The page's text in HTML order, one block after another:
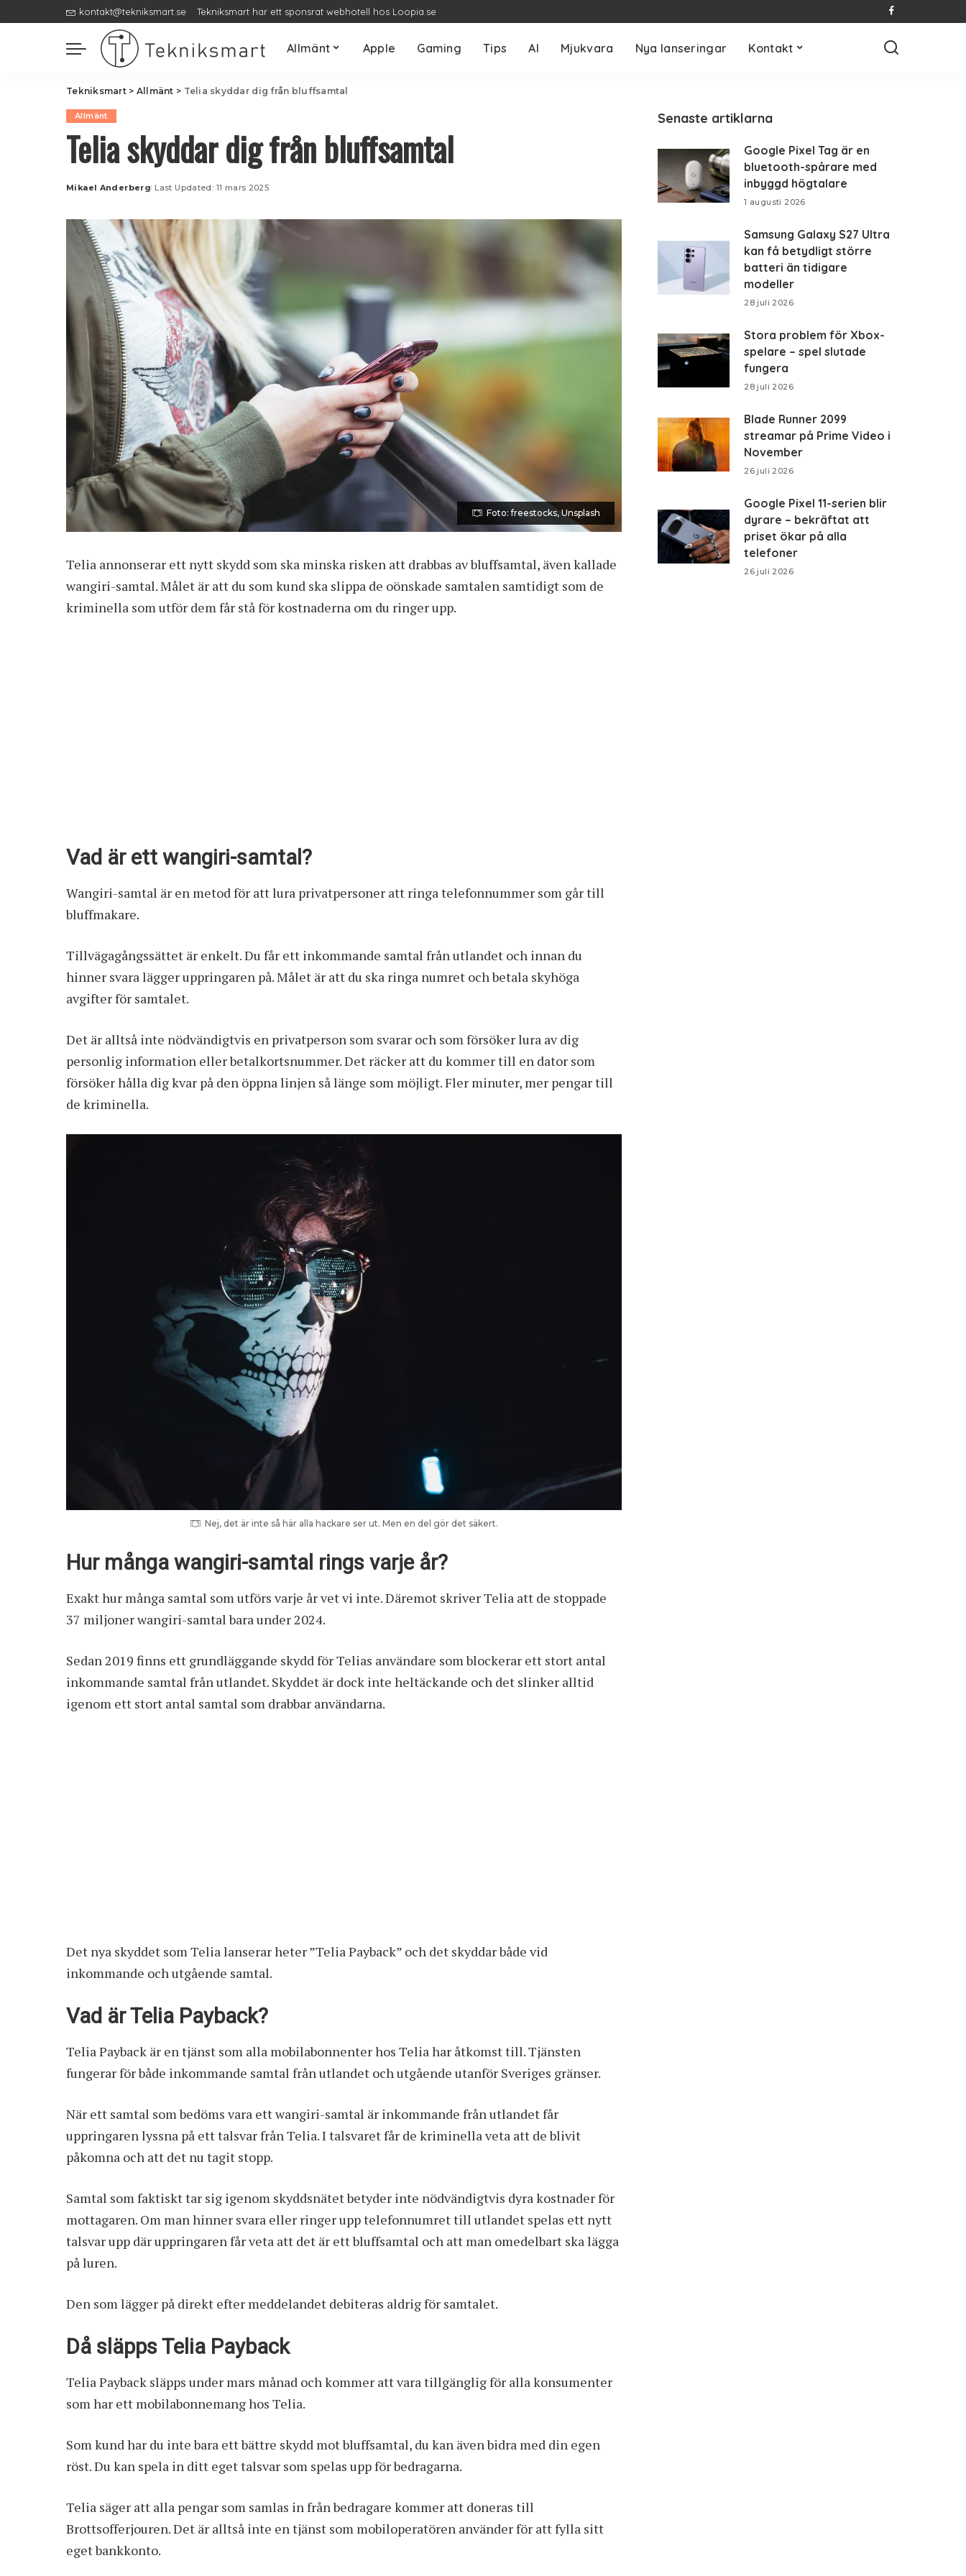
kontakt@tekniksmart.se Tekniksmart har ett sponsrat webhotell hos Loopia.se
Allmänt Apple Gaming Tips AI Mjukvara Nya lanseringar Kontakt
Tekniksmart> Allmänt > Telia skyddar dig från bluffsamtal
Allmänt
Telia skyddar dig från bluffsamtal
Posted
Mikael Anderberg Last Updated: 11 mars 2025
Foto: freestocks, Unsplash
Telia annonserar ett nytt skydd som ska minska risken att drabbas av bluffsamtal, även kallade
wangiri-samtal. Målet är att du som kund ska slippa de oönskade samtalen samtidigt som de
kriminella som utför dem får stå för kostnaderna om du ringer upp.
Vad är ett wangiri-samtal?
Wangiri-samtal är en metod för att lura privatpersoner att ringa telefonnummer som går till
bluffmakare.
Tillvägagångssättet är enkelt. Du får ett inkommande samtal från utlandet och innan du
hinner svara lägger uppringaren på. Målet är att du ska ringa numret och betala skyhöga
avgifter för samtalet.
Det är alltså inte nödvändigtvis en privatperson som svarar och som försöker lura av dig
personlig information eller betalkortsnummer. Det räcker att du kommer till en dator som
försöker hålla dig kvar på den öppna linjen så länge som möjligt. Fler minuter, mer pengar till
de kriminella.
Nej, det är inte så här alla hackare ser ut. Men en del gör det säkert.
Hur många wangiri-samtal rings varje år?
Exakt hur många samtal som utförs varje år vet vi inte. Däremot skriver Telia att de stoppade
37 miljoner wangiri-samtal bara under 2024.
Sedan 2019 finns ett grundläggande skydd för Telias användare som blockerar ett stort antal
inkommande samtal från utlandet. Skyddet är dock inte heltäckande och det slinker alltid
igenom ett stort antal samtal som drabbar användarna.
Det nya skyddet som Telia lanserar heter ”Telia Payback” och det skyddar både vid
inkommande och utgående samtal.
Vad är Telia Payback?
Telia Payback är en tjänst som alla mobilabonnenter hos Telia har åtkomst till. Tjänsten
fungerar för både inkommande samtal från utlandet och utgående utanför Sveriges gränser.
När ett samtal som bedöms vara ett wangiri-samtal är inkommande från utlandet får
uppringaren lyssna på ett talsvar från Telia. I talsvaret får de kriminella veta att de blivit
påkomna och att det nu tagit stopp.
Samtal som faktiskt tar sig igenom skyddsnätet betyder inte nödvändigtvis dyra kostnader för
mottagaren. Om man hinner svara eller ringer upp telefonnumret till utlandet spelas ett nytt
talsvar upp där uppringaren får veta att det är ett bluffsamtal och att man omedelbart ska lägga
på luren.
Den som lägger på direkt efter meddelandet debiteras aldrig för samtalet.
Då släpps Telia Payback
Telia Payback släpps under mars månad och kommer att vara tillgänglig för alla konsumenter
som har ett mobilabonnemang hos Telia.
Som kund har du inte bara ett bättre skydd mot bluffsamtal, du kan även bidra med din egen
röst. Du kan spela in ditt eget talsvar som spelas upp för bedragarna.
Telia säger att alla pengar som samlas in från bedragare kommer att doneras till
Brottsofferjouren. Det är alltså inte en tjänst som mobiloperatören använder för att fylla sitt
eget bankkonto.
Senaste artiklarna
Google Pixel Tag är en
bluetooth-spårare med
inbyggd högtalare
1 augusti 2026
Samsung Galaxy S27 Ultra
kan få betydligt större
batteri än tidigare
modeller
28 juli 2026
Stora problem för Xbox-
spelare – spel slutade
fungera
28 juli 2026
Blade Runner 2099
streamar på Prime Video i
November
26 juli 2026
Google Pixel 11-serien blir
dyrare – bekräftat att
priset ökar på alla
telefoner
26 juli 2026